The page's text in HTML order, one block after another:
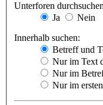
Unterforen
Ja
Nein
Innerhalb suchen:
Betreff und
Nur im Text
Nur im
Nur im